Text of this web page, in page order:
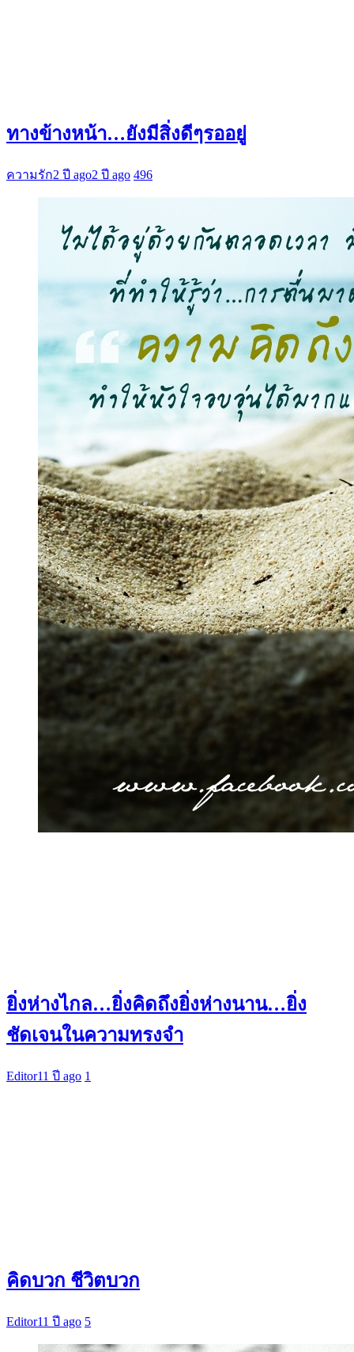
ทางข้างหน้า…ยังมีสิ่งดีๆรออยู่
ความรัก2 ปี ago2 ปี ago 496
ยิ่งห่างไกล…ยิ่งคิดถึงยิ่งห่างนาน…ยิ่ง
ชัดเจนในความทรงจำ
Editor11 ปี ago 1
คิดบวก ชีวิตบวก
Editor11 ปี ago 5